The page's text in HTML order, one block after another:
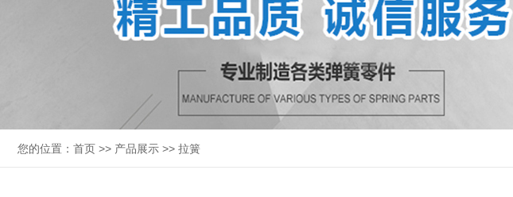
您的位置： 首页 >> 产品展示 >> 拉簧